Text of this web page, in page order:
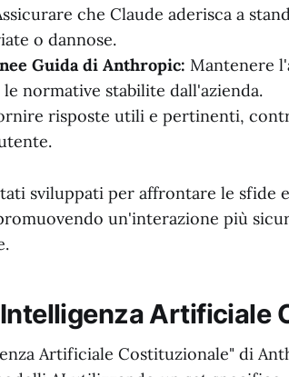
che Claude aderisca a
o dannose.
Guida di Anthropic: Mantenere
normative stabilite dall'azienda.
risposte utili e pertinenti,
sviluppati per affrontare le sfide
un'interazione più
Artificiale
Artificiale Costituzionale" di